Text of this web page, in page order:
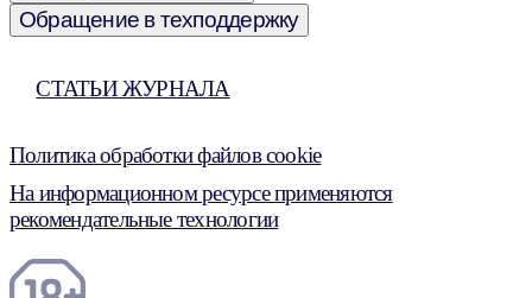
Обращение в техподдержку
СТАТЬИ ЖУРНАЛА
Политика обработки файлов cookie
На информационном ресурсе применяются
рекомендательные технологии